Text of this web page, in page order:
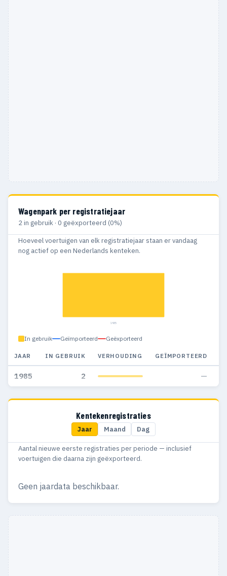
Wagenpark per registratiejaar
2 in gebruik · 0 geëxporteerd (0%)
Hoeveel voertuigen van elk registratiejaar staan er vandaag
nog actief op een Nederlands kenteken.
1985
In gebruik Geïmporteerd Geëxporteerd
JAAR IN GEBRUIK VERHOUDING GEÏMPORTEERD
1985 2 —
Kentekenregistraties
Jaar Maand Dag
Aantal nieuwe eerste registraties per periode — inclusief
voertuigen die daarna zijn geëxporteerd.
Geen jaardata beschikbaar.